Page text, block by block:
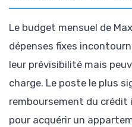
Le budget mensuel de
dépenses fixes
leur prévisibilité mais
charge. Le poste le plus
remboursement du crédit
pour acquérir un